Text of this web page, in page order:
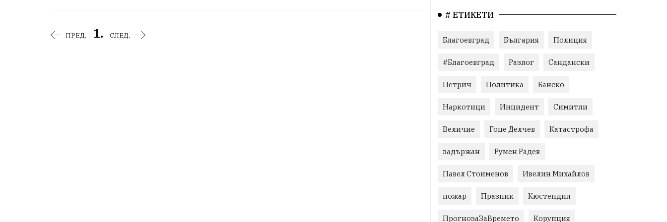
ПРЕД. 1. СЛЕД.
# ЕТИКЕТИ
Благоевград България Полиция
#Благоевград Разлог Сандански
Петрич Политика Банско
Наркотици Инцидент Симитли
Величие Гоце Делчев Катастрофа
задържан Румен Радев
Павел Стоименов Ивелин Михайлов
пожар Празник Кюстендил
ПрогнозаЗаВремето Корупция